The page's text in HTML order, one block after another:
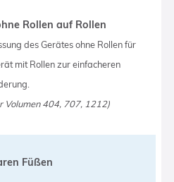
Rollen auf Rollen
des Gerätes ohne Rollen für
mit Rollen zur einfacheren
Volumen 404, 707, 1212)
Füßen